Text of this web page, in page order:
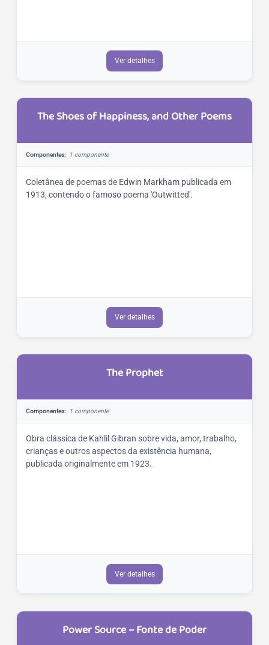
Ver detalhes
The Shoes of Happiness, and Other Poems
Componentes: 1 componente
Coletânea de poemas de Edwin Markham publicada em
1913, contendo o famoso poema 'Outwitted'.
Ver detalhes
The Prophet
Componentes: 1 componente
Obra clássica de Kahlil Gibran sobre vida, amor, trabalho,
crianças e outros aspectos da existência humana,
publicada originalmente em 1923.
Ver detalhes
Power Source – Fonte de Poder